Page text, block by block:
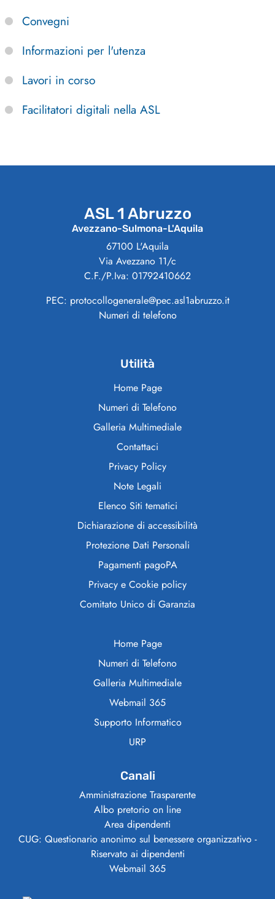
Convegni
Informazioni per l'utenza
Lavori in corso
Facilitatori digitali nella ASL
ASL 1 Abruzzo
Avezzano-Sulmona-L'Aquila
67100 L'Aquila
Via Avezzano 11/c
C.F./P.Iva: 01792410662
PEC: protocollogenerale@pec.asl1abruzzo.it
Numeri di telefono
Utilità
Home Page
Numeri di Telefono
Galleria Multimediale
Contattaci
Privacy Policy
Note Legali
Elenco Siti tematici
Dichiarazione di accessibilità
Protezione Dati Personali
Pagamenti pagoPA
Privacy e Cookie policy
Comitato Unico di Garanzia
Home Page
Numeri di Telefono
Galleria Multimediale
Webmail 365
Supporto Informatico
URP
Canali
Amministrazione Trasparente
Albo pretorio on line
Area dipendenti
CUG: Questionario anonimo sul benessere organizzativo -
Riservato ai dipendenti
Webmail 365